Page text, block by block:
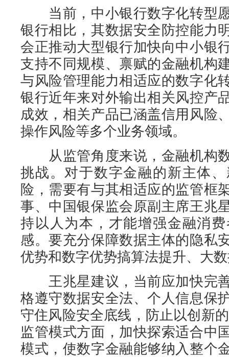
当前，中小银行数字化转型
银行相比，其数据安全防控能力
会正推动大型银行加快向中小银
支持不同规模、禀赋的金融机构
与风险管理能力相适应的数字化
银行近年来对外输出相关风控产
成效，相关产品已涵盖信用风险
操作风险等多个业务领域。
从监管角度来说，金融机构
挑战。对于数字金融的新主体
险，需要有与其相适应的监管框
事、中国银保监会原副主席王兆
持以人为本，才能增强金融消
感。要充分保障数据主体的隐私
优势和数字优势搞算法提升、大
王兆星建议，当前应加快完
格遵守数据安全法、个人信息保
守住风险安全底线，防止以创新
监管模式方面，加快探索适合中
模式，使数字金融能够纳入整个